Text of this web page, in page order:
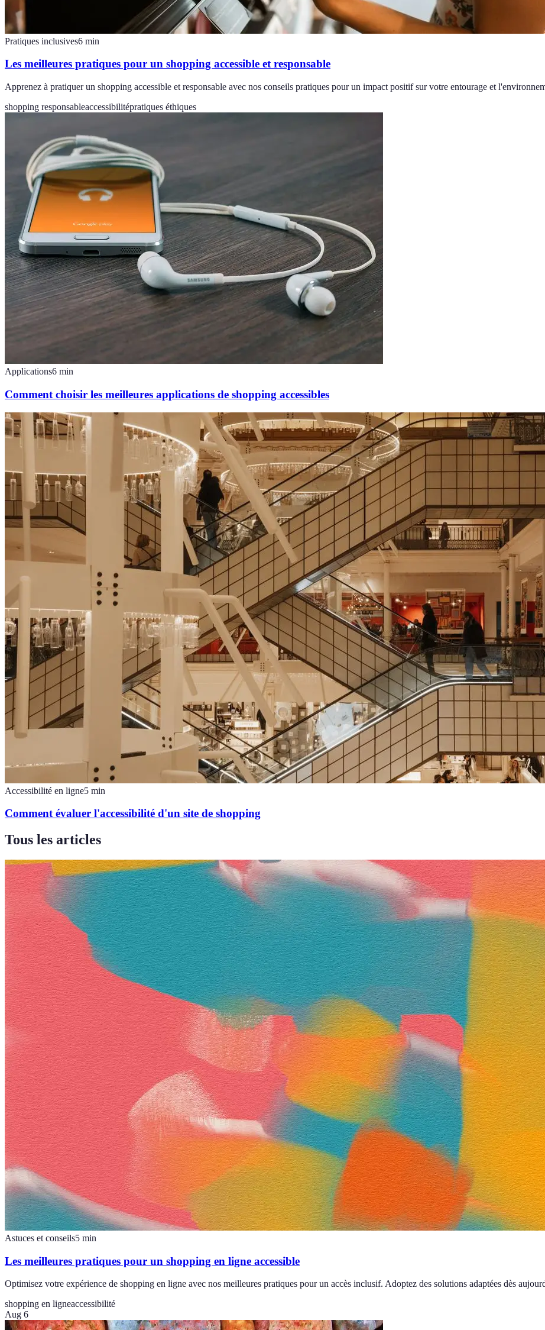
Pratiques inclusives6 min
Les meilleures pratiques pour un shopping accessible et responsable
Apprenez à pratiquer un shopping accessible et responsable avec nos conseils pratiques pour un impact positif sur votre entourage et
shopping responsableaccessibilitépratiques éthiques
Applications6 min
Comment choisir les meilleures applications de shopping accessibles
Accessibilité en ligne5 min
Comment évaluer l'accessibilité d'un site de shopping
Tous les articles
Astuces et conseils5 min
Les meilleures pratiques pour un shopping en ligne accessible
Optimisez votre expérience de shopping en ligne avec nos meilleures pratiques pour un accès inclusif. Adoptez des solutions adaptées dès
shopping en ligneaccessibilité
Aug 6